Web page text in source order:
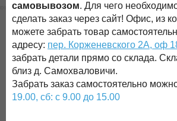
самовывозом. Для чего
сделать заказ через сайт! Офис, из
можете забрать товар
адресу: пер. Корженевского 2А, оф
забрать детали прямо со склада.
близ д. Самохваловичи.
Забрать заказ самостоятельно
19.00, сб: с 9.00 до 15.00